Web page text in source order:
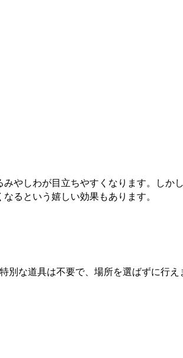
やしわが目立ちやすくなります。し
るという嬉しい効果もあります。
別な道具は不要で、場所を選ばずに行え